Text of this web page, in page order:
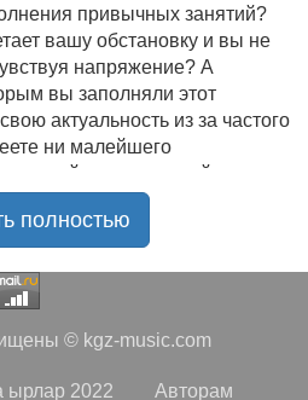
привычных занятий?
вашу обстановку и вы не
напряжение? А
вы заполняли этот
актуальность из за частого
ни малейшего
новый качественный контент
случае вы обратились по
старых и новых
лучших песен всех времён
полностью
© kgz-music.com
ырлар 2022 Авторам